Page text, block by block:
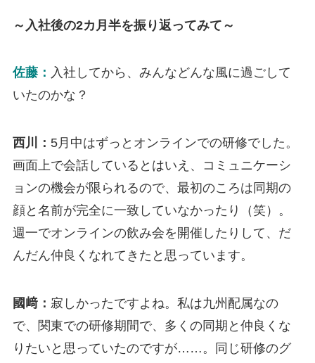
～入社後の2カ月半を振り返ってみて～
佐藤： 入社してから、みんなどんな風に過ごして
いたのかな？
西川： 5月中はずっとオンラインでの研修でした。
画面上で会話しているとはいえ、コミュニケーシ
ョンの機会が限られるので、最初のころは同期の
顔と名前が完全に一致していなかったり（笑）。
週一でオンラインの飲み会を開催したりして、だ
んだん仲良くなれてきたと思っています。
國﨑： 寂しかったですよね。私は九州配属なの
で、関東での研修期間で、多くの同期と仲良くな
りたいと思っていたのですが……。同じ研修のグ